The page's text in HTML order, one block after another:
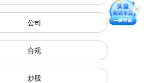
公司
合规
炒股